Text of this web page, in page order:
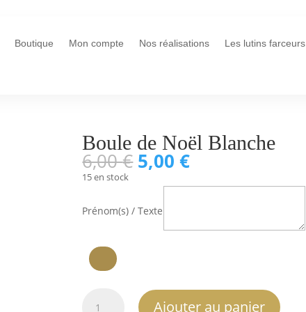
Boutique Mon compte Nos réalisations Les lutins farceurs
Boule de Noël Blanche
6,00€ Le
prix
initial
était :
6,00 €.
5,00€Le
actuel
5,00 €.
15 en stock
Prénom(s) / Texte
Ajouter au panier